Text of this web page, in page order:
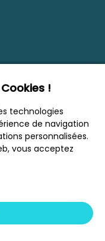
!
technologies
de navigation
personnalisées.
vous acceptez